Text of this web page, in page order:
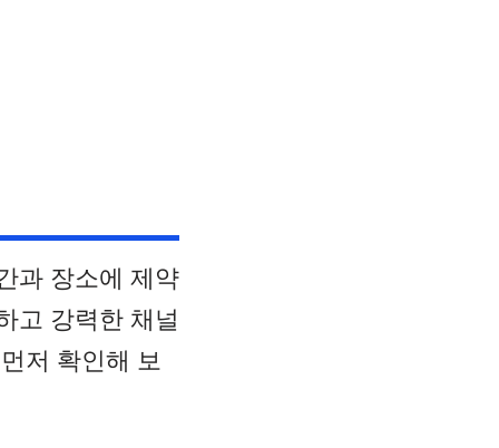
과 장소에 제약
고 강력한 채널
저 확인해 보